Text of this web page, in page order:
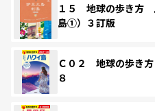
１５ 地球の歩き方
島①）３訂版
Ｃ０２ 地球の歩き
８